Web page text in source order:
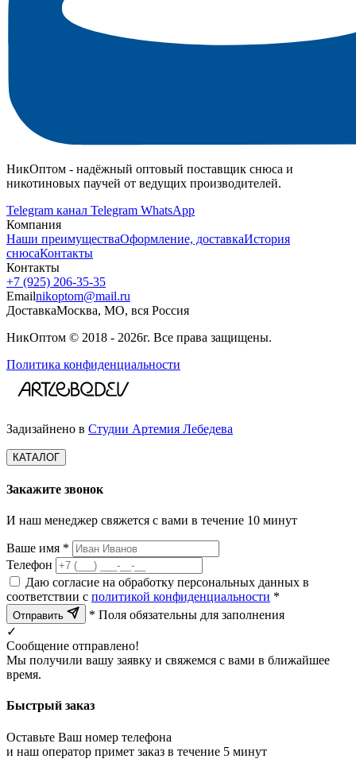
НикОптом - надёжный оптовый поставщик снюса и
никотиновых паучей от ведущих производителей.
Telegram канал Telegram WhatsApp
Компания
Наши преимуществаОформление, доставкаИстория
снюсаКонтакты
Контакты
+7 (925) 206‑35‑35
Emailnikoptom@mail.ru
ДоставкаМосква, МО, вся Россия
НикОптом © 2018 - 2026г. Все права защищены.
Политика конфиденциальности
Задизайнено в Студии Артемия Лебедева
КАТАЛОГ
Закажите звонок
И наш менеджер свяжется с вами в течение 10 минут
Ваше имя *
Телефон
Даю согласие на обработку персональных данных в
соответствии с политикой конфиденциальности *
Отправить
* Поля обязательны для заполнения
✓
Сообщение отправлено!
Мы получили вашу заявку и свяжемся с вами в ближайшее
время.
Быстрый заказ
Оставьте Ваш номер телефона
и наш оператор примет заказ в течение 5 минут